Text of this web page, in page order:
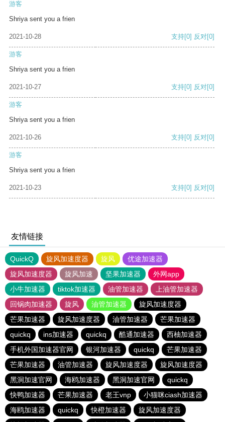
游客
Shriya sent you a frien
2021-10-28 支持[0] 反对[0]
游客
Shriya sent you a frien
2021-10-27 支持[0] 反对[0]
游客
Shriya sent you a frien
2021-10-26 支持[0] 反对[0]
游客
Shriya sent you a frien
2021-10-23 支持[0] 反对[0]
友情链接
QuickQ 旋风加速度器 旋风
优途加速器
旋风加速度器
旋风加速 坚果加速器
外网app
小牛加速器
tiktok加速器 油管加速器
上油管加速器
回锅肉加速器
旋风 油管加速器
旋风加速度器
芒果加速器
旋风加速度器 油管加速器
芒果加速器
quickq
ins加速器 quickq 酷通加速器
西柚加速器
手机外国加速器官网
银河加速器 quickq
芒果加速器
芒果加速器
油管加速器 旋风加速度器
旋风加速度器
黑洞加速官网
海鸥加速器 黑洞加速官网
quickq
快鸭加速器
芒果加速器 老王vnp
小猫咪ciash加速器
海鸥加速器
quickq 快橙加速器
旋风加速度器